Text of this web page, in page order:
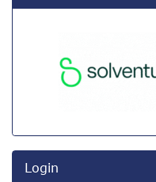
Login